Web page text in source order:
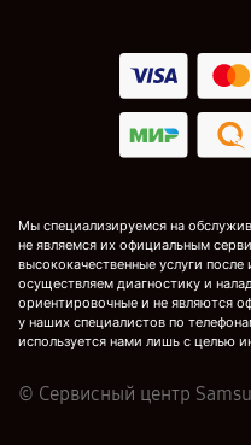
Мы специализируемся на
не являемся их официальным
высококачественные услуги
осуществляем диагностику и
ориентировочные и не являются
у наших специалистов по
используется нами лишь с целью
© Сервисный центр